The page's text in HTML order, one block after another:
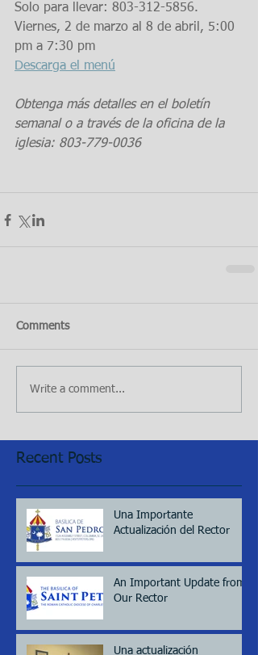
Solo para llevar: 803-312-5856.
Viernes, 2 de marzo al 8 de abril, 5:00
pm a 7:30 pm
Descarga el menú
Obtenga más detalles en el boletín
semanal o a través de la oficina de la
iglesia: 803-779-0036
Comments
Write a comment...
Recent Posts
Una Importante
Actualización del Rector
An Important Update from
Our Rector
Una actualización